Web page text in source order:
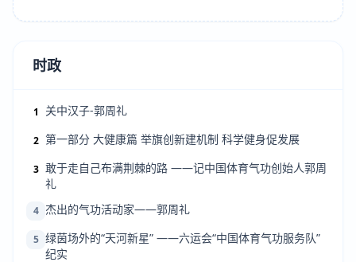
时政
1 关中汉子-郭周礼
2 第一部分 大健康篇 举旗创新建机制 科学健身促发展
3 敢于走自己布满荆棘的路 ——记中国体育气功创始人郭周
礼
4 杰出的气功活动家——郭周礼
5 绿茵场外的“天河新星” ——六运会“中国体育气功服务队”
纪实